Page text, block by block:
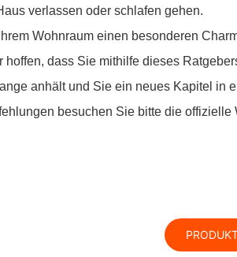
verlassen oder schlafen gehen.
Wohnraum einen besonderen
dass Sie mithilfe dieses
anhält und Sie ein neues Kapitel in
besuchen Sie bitte die offizielle